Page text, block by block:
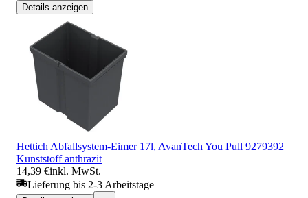
Details anzeigen
Hettich Abfallsystem-Eimer 17l, AvanTech You Pull 9279392
Kunststoff anthrazit
14,39 €inkl. MwSt.
Lieferung bis 2-3 Arbeitstage